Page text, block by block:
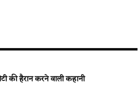
की हैरान करने वाली कहानी